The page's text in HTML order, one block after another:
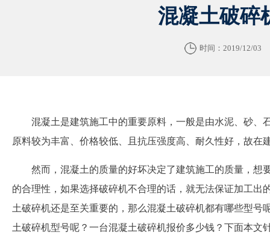
混凝土破碎
时间：2019/12/03
混凝土是建筑施工中的重要原料，一般是由水泥、砂、
原料较为丰富、价格较低、且抗压强度高、耐久性好，故在
然而，混凝土的质量的好坏决定了建筑施工的质量，想
的合理性，如果选择破碎机不合理的话，就无法保证加工出
土破碎机还是至关重要的，那么混凝土破碎机都有哪些型号
土破碎机型号呢？一台混凝土破碎机报价多少钱？下面本文